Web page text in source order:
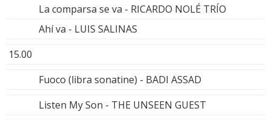
La comparsa se va - RICARDO NOLÉ TRÍO
Ahí va - LUIS SALINAS
15.00
Fuoco (libra sonatine) - BADI ASSAD
Listen My Son - THE UNSEEN GUEST